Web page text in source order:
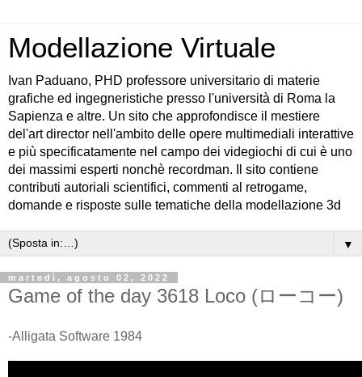
Modellazione Virtuale
Ivan Paduano, PHD professore universitario di materie
grafiche ed ingegneristiche presso l'università di Roma la
Sapienza e altre. Un sito che approfondisce il mestiere
del'art director nell'ambito delle opere multimediali interattive
e più specificatamente nel campo dei videgiochi di cui è uno
dei massimi esperti nonchè recordman. Il sito contiene
contributi autoriali scientifici, commenti al retrogame,
domande e risposte sulle tematiche della modellazione 3d
▼
martedì, agosto 02, 2022
Game of the day 3618 Loco (ローコー)
-Alligata Software 1984